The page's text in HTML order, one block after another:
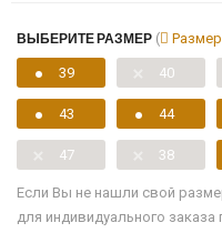
ВЫБЕРИТЕ РАЗМЕР (
39 40
43 44
47 38
Если Вы не нашли свой
для индивидуального заказа